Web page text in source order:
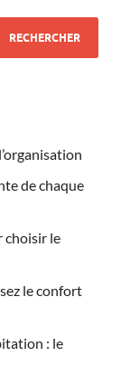
de chaque
choisir le
le confort
: le